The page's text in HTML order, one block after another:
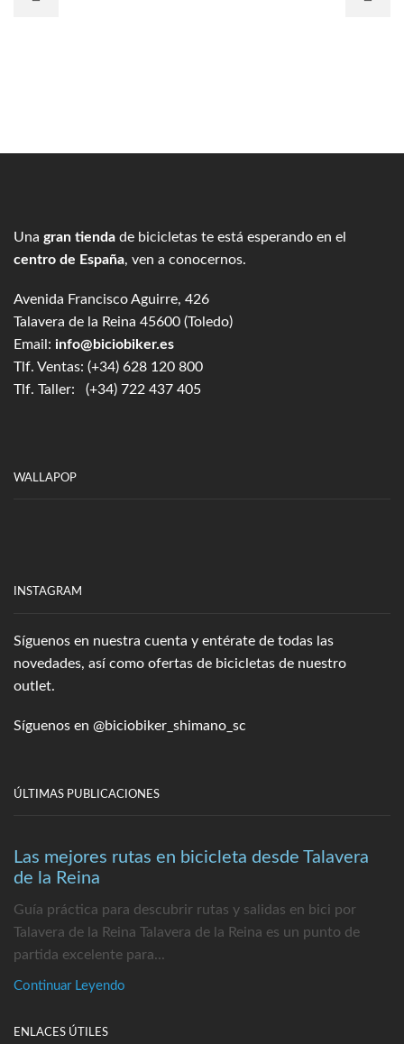
Una gran tienda de bicicletas te está esperando en el
centro de España, ven a conocernos.
Avenida Francisco Aguirre, 426
Talavera de la Reina 45600 (Toledo)
Email: info@biciobiker.es
Tlf. Ventas: (+34) 628 120 800
Tlf. Taller: (+34) 722 437 405
WALLAPOP
INSTAGRAM
Síguenos en nuestra cuenta y entérate de todas las
novedades, así como ofertas de bicicletas de nuestro
outlet.
Síguenos en @biciobiker_shimano_sc
ÚLTIMAS PUBLICACIONES
Las mejores rutas en bicicleta desde Talavera
de la Reina
Guía práctica para descubrir rutas y salidas en bici por
Talavera de la Reina Talavera de la Reina es un punto de
partida excelente para...
Continuar Leyendo
ENLACES ÚTILES